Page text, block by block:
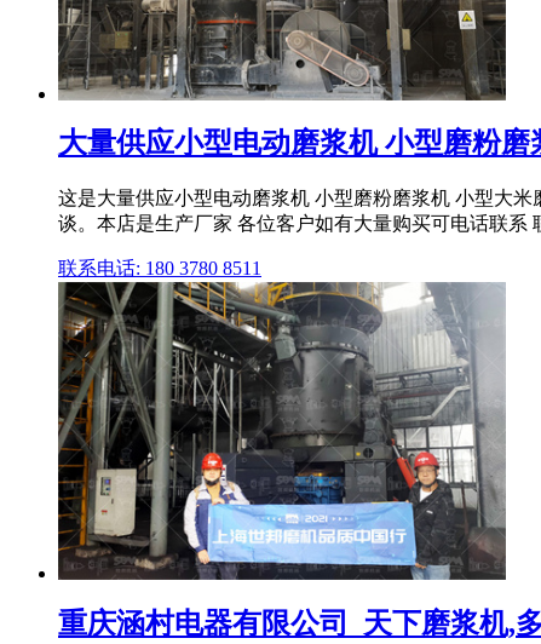
大量供应小型电动磨浆机 小型磨粉磨
这是大量供应小型电动磨浆机 小型磨粉磨浆机 小型大
谈。本店是生产厂家 各位客户如有大量购买可电话联系
联系电话: 180 3780 8511
重庆涵村电器有限公司_天下磨浆机,